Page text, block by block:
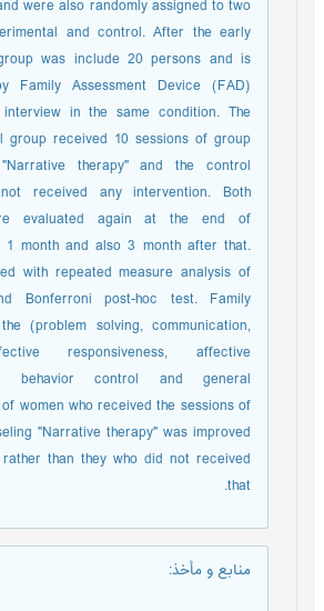
were also randomly assigned to two
and control. After the early
was include 20 persons and is
Family Assessment Device (FAD)
in the same condition. The
group received 10 sessions of group
"Narrative therapy" and the control
received any intervention. Both
evaluated again at the end of
1 month and also 3 month after that.
with repeated measure analysis of
Bonferroni post-hoc test. Family
(problem solving, communication,
responsiveness, affective
behavior control and general
women who received the sessions of
"Narrative therapy" was improved
rather than they who did not received
that.
منابع و مأخذ: